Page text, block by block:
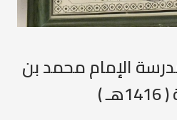
الإمام محمد بن
)